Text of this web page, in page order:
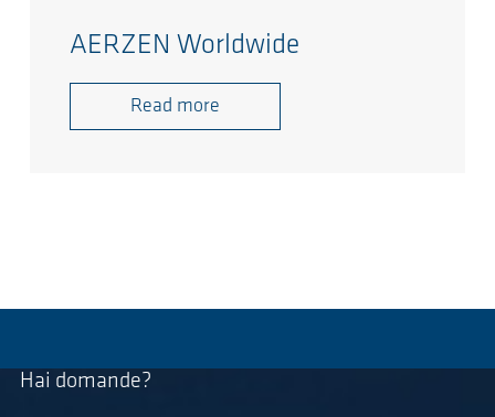
AERZEN Worldwide
Read more
Hai domande?